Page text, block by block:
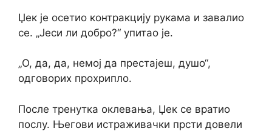
Џек је осетио контракцију рукама и завалио
се. „Јеси ли добро?“ упитао је.
„О, да, да, немој да престајеш, душо“,
одговорих прохрипло.
После тренутка оклевања, Џек се вратио
послу. Његови истраживачки прсти довели